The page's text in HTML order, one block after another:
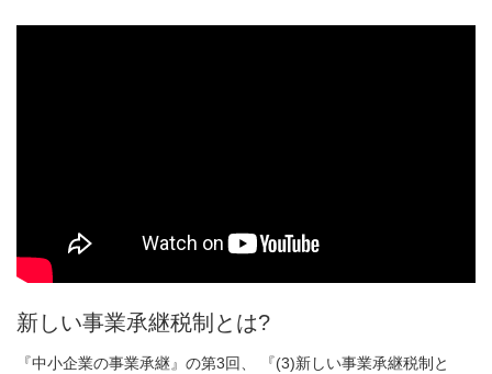
新しい事業承継税制とは?
『中小企業の事業承継』の第3回、 『(3)新しい事業承継税制と